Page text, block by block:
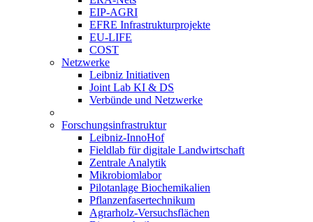
EIP-AGRI
EFRE Infrastrukturprojekte
EU-LIFE
COST
Netzwerke
Leibniz Initiativen
Joint Lab KI & DS
Verbünde und Netzwerke
Forschungsinfrastruktur
Leibniz-InnoHof
Fieldlab für digitale Landwirtschaft
Zentrale Analytik
Mikrobiomlabor
Pilotanlage Biochemikalien
Pflanzenfasertechnikum
Agrarholz-Versuchsflächen